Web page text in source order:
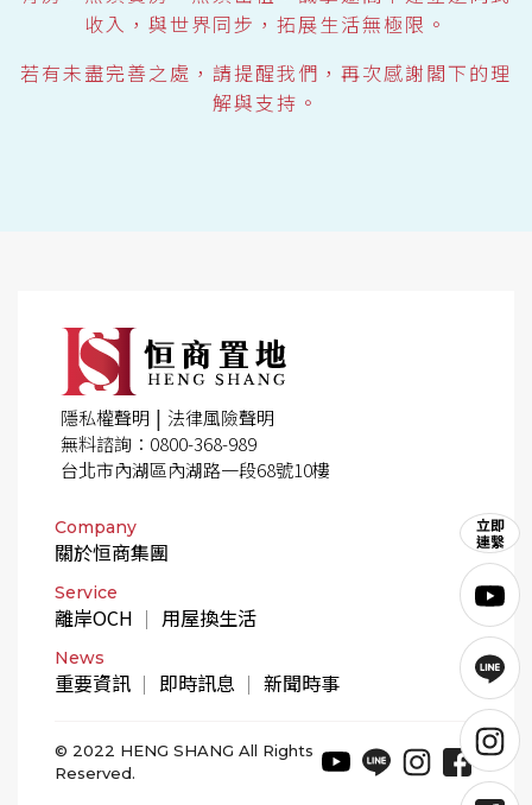
收入，與世界同步，拓展生活無極限。
若有未盡完善之處，請提醒我們，再次感謝閣下的理
解與支持。
隱私權聲明 | 法律風險聲明
無料諮詢：0800-368-989
台北市內湖區內湖路一段68號10樓
Company
關於恒商集團
Service
離岸OCH 用屋換生活
News
重要資訊 即時訊息 新聞時事
© 2022 HENG SHANG All Rights
Reserved.